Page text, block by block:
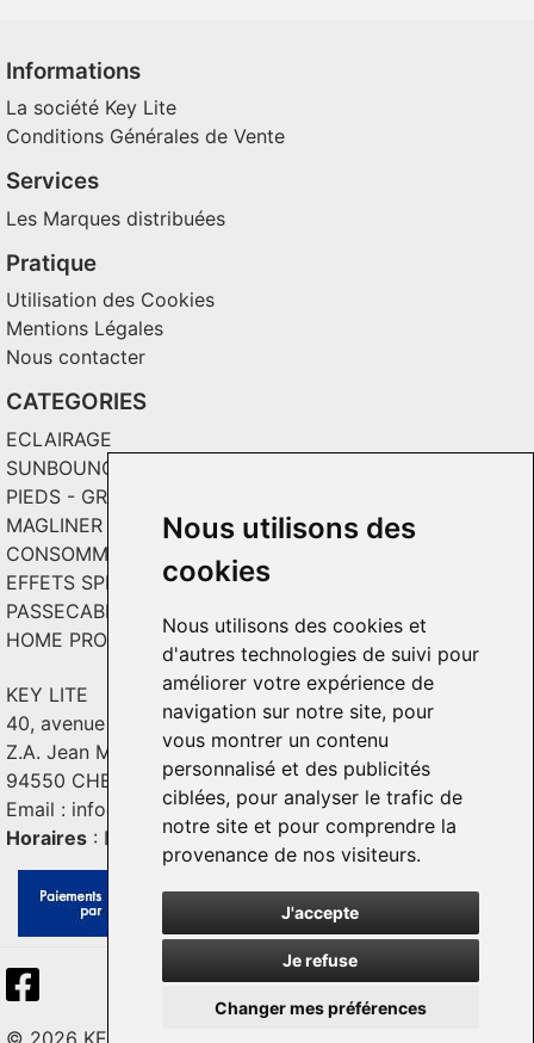
Nous utilisons des
cookies
Nous utilisons des cookies et
d'autres technologies de suivi pour
améliorer votre expérience de
navigation sur notre site, pour
vous montrer un contenu
personnalisé et des publicités
ciblées, pour analyser le trafic de
notre site et pour comprendre la
provenance de nos visiteurs.
J'accepte
Je refuse
Changer mes préférences
Informations
La société Key Lite
Conditions Générales de Vente
Services
Les Marques distribuées
Pratique
Utilisation des Cookies
Mentions Légales
Nous contacter
CATEGORIES
ECLAIRAGE
SUNBOUNCE
PIEDS - GRIPS - TOILES
MAGLINER CHARIOTS
CONSOMMABLES / SOLS VINYL
EFFETS SPECIAUX ET INCRUSTATION
PASSECABLE
HOME PRODUCT
KEY LITE
40, avenue Georges Guynemer
Z.A. Jean Mermoz - Bât. C2
94550 CHEVILLY - LARUE
Email : info@keylite.com
Horaires : Du lundi au vendredi : 9h-13h & 14h-18h
© 2026 KEY LITE. Tous droits réservés.